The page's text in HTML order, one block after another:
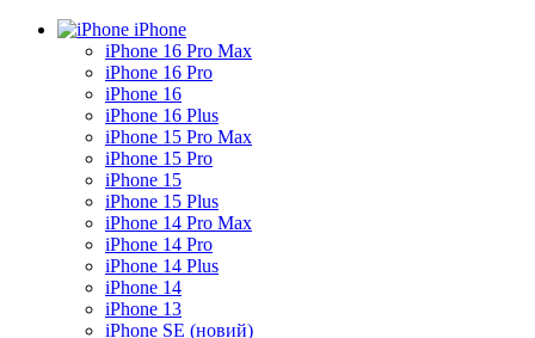
iPhone
iPhone 16 Pro Max
iPhone 16 Pro
iPhone 16
iPhone 16 Plus
iPhone 15 Pro Max
iPhone 15 Pro
iPhone 15
iPhone 15 Plus
iPhone 14 Pro Max
iPhone 14 Pro
iPhone 14 Plus
iPhone 14
iPhone 13
iPhone SE (новий)